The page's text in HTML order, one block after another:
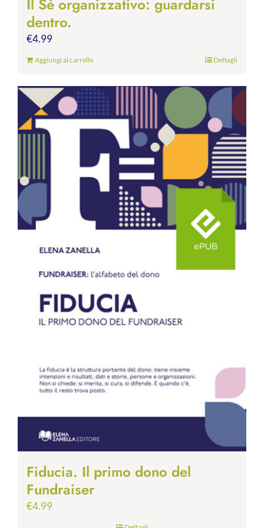
Il Sé organizzativo: guardarsi
dentro.
€4.99
Aggiungi al carrello Dettagli
Fiducia. Il primo dono del
Fundraiser
€4.99